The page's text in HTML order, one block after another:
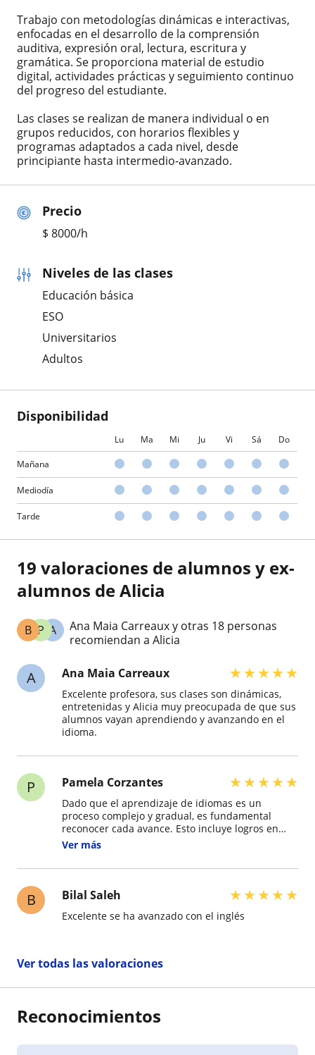
Precio
$ 8000/h
Niveles de las clases
Educación básica
ESO
Universitarios
Adultos
Disponibilidad
Lu Ma Mi Ju Vi Sá Do
Mañana
Mediodía
Tarde
Trabajo con metodologías dinámicas e interactivas,
enfocadas en el desarrollo de la comprensión
auditiva, expresión oral, lectura, escritura y
gramática. Se proporciona material de estudio
digital, actividades prácticas y seguimiento continuo
del progreso del estudiante.
Las clases se realizan de manera individual o en
grupos reducidos, con horarios flexibles y
programas adaptados a cada nivel, desde
principiante hasta intermedio-avanzado.
19 valoraciones de alumnos y ex-
alumnos de Alicia
A
P
B
Ana Maia Carreaux y otras 18 personas
recomiendan a Alicia
A Ana Maia Carreaux ★★★★★
Excelente profesora, sus clases son dinámicas,
entretenidas y Alicia muy preocupada de que sus
alumnos vayan aprendiendo y avanzando en el
idioma.
P Pamela Corzantes ★★★★★
Dado que el aprendizaje de idiomas es un
proceso complejo y gradual, es fundamental
reconocer cada avance. Esto incluye logros en
lectura, escritura, comprensión auditiva y
gramática y el vocabulario. Cuando recibo mis
inglés, pero estoy disfrutando, entonces he
conseguido hacer una actividad que me aburría y
me frustraba en una donde me divierto y esto ha
en un nuevo idioma. Qué Esperas? Inicia
Yaaaaaaaa!!!!! En IDIOMAS GV
Ver más
B Bilal Saleh ★★★★★
Excelente se ha avanzado con el inglés
Ver todas las valoraciones
Reconocimientos